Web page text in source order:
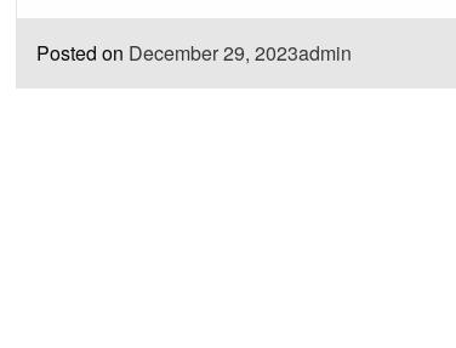
Posted on December 29, 2023admin